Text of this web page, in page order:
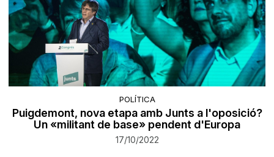
POLÍTICA
Puigdemont, nova etapa amb Junts a l'oposició?
Un «militant de base» pendent d'Europa
17/10/2022